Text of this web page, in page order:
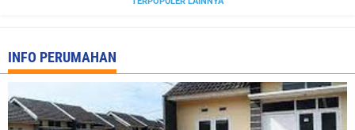
INFO PERUMAHAN